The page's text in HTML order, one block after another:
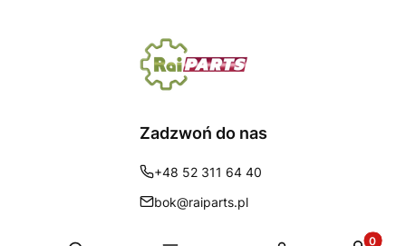
Zadzwoń do nas
+48 52 311 64 40
bok@raiparts.pl